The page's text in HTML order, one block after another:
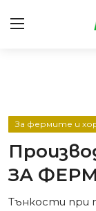
Интервюта
Предавания
За фермите и
ЗА
Тънкости при